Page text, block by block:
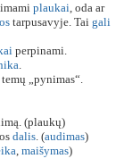
plaukai, oda ar
tarpusavyje. Tai gali
perpinami.
.
„pynimas“.
(plaukų)
dalis. (audimas)
, maišymas)